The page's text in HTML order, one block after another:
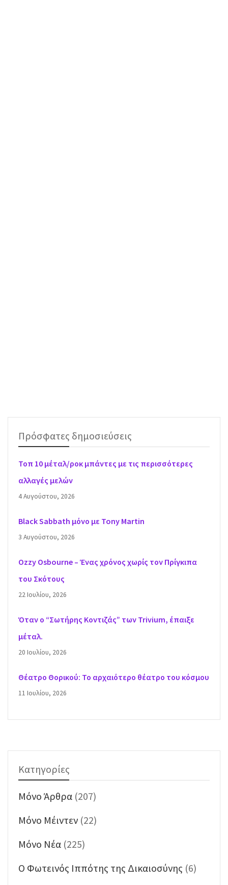
Πρόσφατες δημοσιεύσεις
Τοπ 10 μέταλ/ροκ μπάντες με τις περισσότερες
αλλαγές μελών
4 Αυγούστου, 2026
Black Sabbath μόνο με Tony Martin
3 Αυγούστου, 2026
Ozzy Osbourne – Ένας χρόνος χωρίς τον Πρίγκιπα
του Σκότους
22 Ιουλίου, 2026
Όταν ο “Σωτήρης Κοντιζάς” των Trivium, έπαιξε
μέταλ.
20 Ιουλίου, 2026
Θέατρο Θορικού: Το αρχαιότερο θέατρο του κόσμου
11 Ιουλίου, 2026
Κατηγορίες
Mόνο Άρθρα (207)
Mόνο Μέιντεν (22)
Mόνο Νέα (225)
O Φωτεινός Ιππότης της Δικαιοσύνης (6)